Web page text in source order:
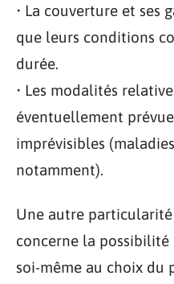
• La couverture et ses
que leurs conditions
durée.
• Les modalités
éventuellement
imprévisibles
notamment).
Une autre
concerne la possibilité
soi-même au choix